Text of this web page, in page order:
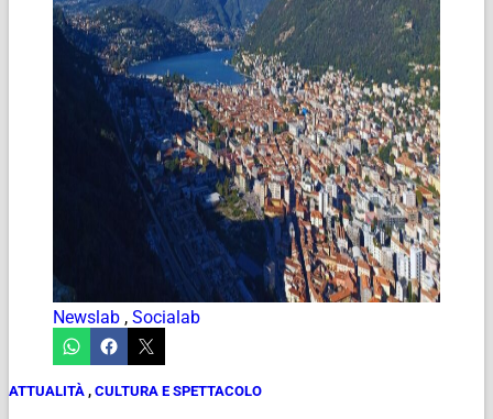
Newslab , Socialab
ATTUALITÀ , CULTURA E SPETTACOLO